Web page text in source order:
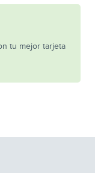
tu mejor tarjeta